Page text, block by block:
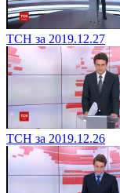
ТСН за 2019.12.27
ТСН за 2019.12.26